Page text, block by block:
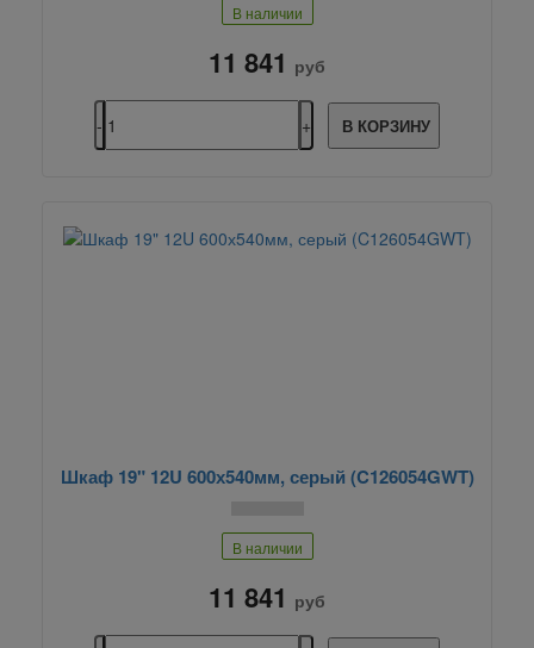
В наличии
11 841 руб
В КОРЗИНУ
Шкаф 19" 12U 600х540мм, серый (C126054GWT)
В наличии
11 841 руб